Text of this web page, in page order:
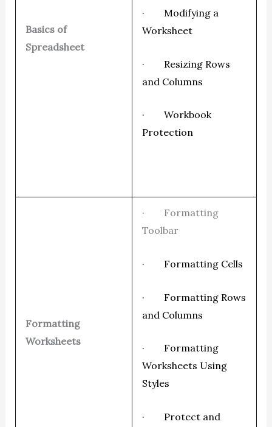
Basics of
Spreadsheet
· Modifying a
Worksheet
· Resizing Rows
and Columns
· Workbook
Protection
Formatting
Worksheets
· Formatting
Toolbar
· Formatting Cells
· Formatting Rows
and Columns
· Formatting
Worksheets Using
Styles
· Protect and